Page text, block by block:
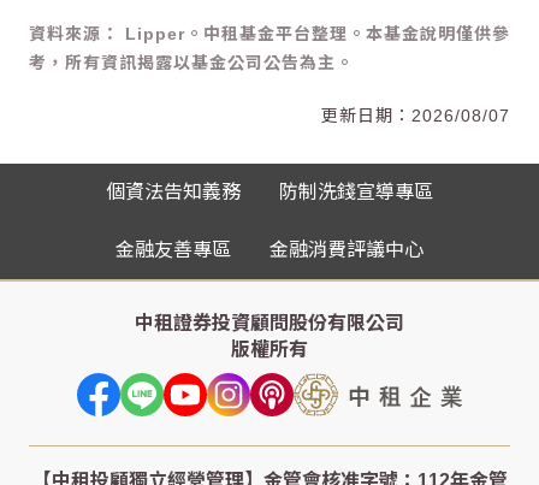
資料來源： Lipper。中租基金平台整理。本基金說明僅供參
考，所有資訊揭露以基金公司公告為主。
2026/08/07
個資法告知義務 防制洗錢宣導專區
金融友善專區 金融消費評議中心
中租證券投資顧問股份有限公司
版權所有